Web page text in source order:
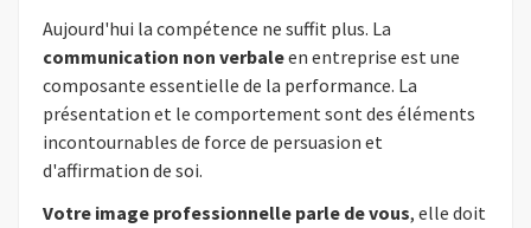
Aujourd'hui la compétence ne suffit plus. La
communication non verbaleen entreprise est une
composante essentielle de la performance. La
présentation et le comportement sont des éléments
incontournables de force de persuasion et
d'affirmation de soi.
Votre image professionnelle parle de vous, elle doit